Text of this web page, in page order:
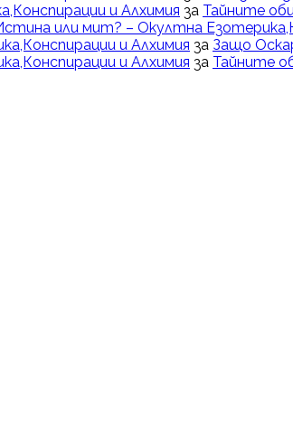
и Алхимия за Тайните
или мит? – Окултна
и Алхимия за Защо
и Алхимия за Тайните